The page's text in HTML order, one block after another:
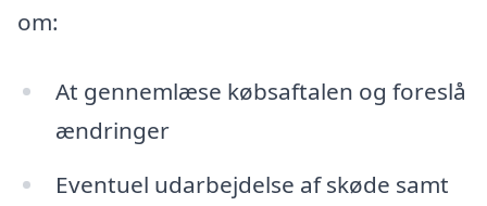
om:
At gennemlæse købsaftalen og foreslå
ændringer
Eventuel udarbejdelse af skøde samt